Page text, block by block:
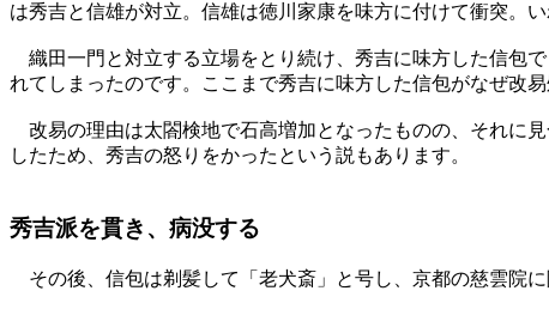
は秀吉と信雄が対立。信雄は徳川家康を味方に付けて衝突。
織田一門と対立する立場をとり続け、秀吉に味方した信包
れてしまったのです。ここまで秀吉に味方した信包がなぜ改
改易の理由は太閤検地で石高増加となったものの、それに
したため、秀吉の怒りをかったという説もあります。
秀吉派を貫き、病没する
その後、信包は剃髪して「老犬斎」と号し、京都の慈雲院に